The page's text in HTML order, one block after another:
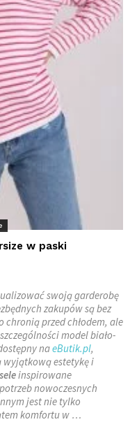
w paski
swoją garderobę
zakupów są bez
przed chłodem, ale
model biało-
naeButik.pl,
wyjątkową estetykę i
inspirowane
nowoczesnych
jest nie tylko
komfortu w …